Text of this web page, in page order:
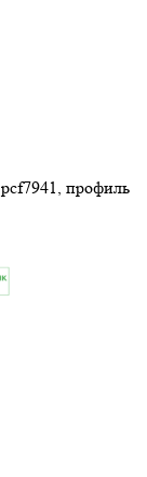
профиль